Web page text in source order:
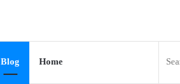
Blog Home